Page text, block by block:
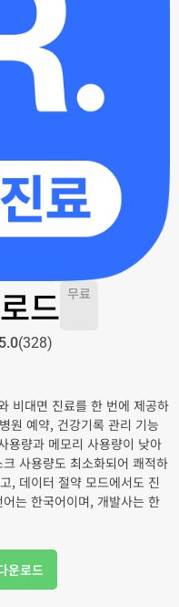
드 무료
(328)
비대면 진료를 한 번에 제공하
원 예약, 건강기록 관리 기능
용량과 메모리 사용량이 낮아
사용량도 최소화되어 쾌적하
, 데이터 절약 모드에서도 진
는 한국어이며, 개발사는 한
운로드